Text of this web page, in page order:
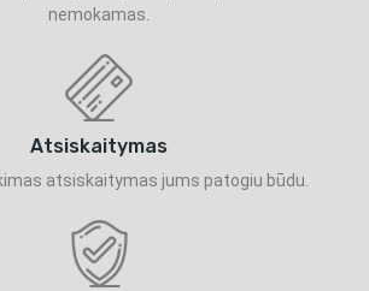
nemokamas.
Atsiskaitymas
atsiskaitymas jums patogiu būdu.